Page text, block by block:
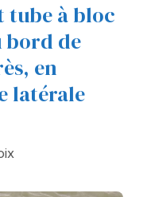
tube à bloc
bord de
en
latérale